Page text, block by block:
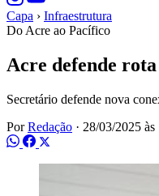
Capa › Infraestrutura
Do Acre ao Pacífico
Acre defende
Secretário defende nova
PorRedação · 28/03/2025 às